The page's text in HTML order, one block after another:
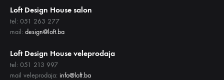
Loft Design House salon
tel: 051 263 277
mail: design@loft.ba
Loft Design House veleprodaja
tel: 051 213 997
mail veleprodaja: info@loft.ba